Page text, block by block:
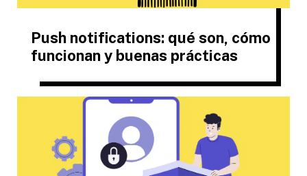
Push notifications: qué son, cómo
funcionan y buenas prácticas